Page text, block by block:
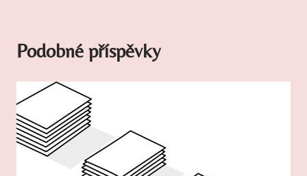
Podobné příspěvky